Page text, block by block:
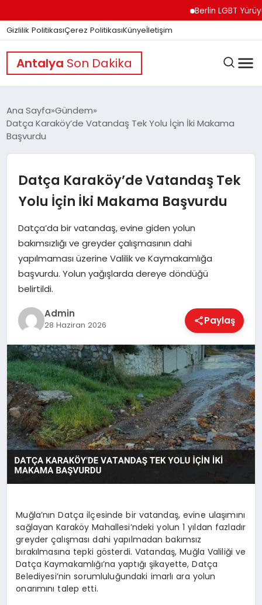
Berlin LGBT
Gizlilik PolitikasıÇerez PolitikasıKünyeİletişim
Antalya Son Dakika
GÜNDEM
DÜNYA
EĞITIM
EKONOMI
MAGAZIN
SAĞLIK
SPOR
TEKNOLOJI
Ana Sayfa Gündem
Datça Karaköy’de Vatandaş Tek Yolu İçin İki Makama
Başvurdu
Datça Karaköy’de Vatandaş Tek
Yolu İçin İki Makama Başvurdu
Datça’da bir vatandaş, evine giden yolun
bakımsızlığı ve greyder çalışmasının dahi
yapılmaması üzerine Valilik ve Kaymakamlığa
başvurdu. Yolun yağışlarda dereye döndüğü
belirtildi.
Admin
28 Haziran 2026 Paylaş
Muğla’nın Datça ilçesinde bir vatandaş, evine ulaşımını
sağlayan Karaköy Mahallesi’ndeki yolun 1 yıldan fazladır
greyder çalışması dahi yapılmadan bakımsız
bırakılmasına tepki gösterdi. Vatandaş, Muğla Valiliği ve
Datça Kaymakamlığı’na yaptığı şikayette, Datça
Belediyesi’nin sorumluluğundaki imarlı ara yolun
onarımını talep etti.